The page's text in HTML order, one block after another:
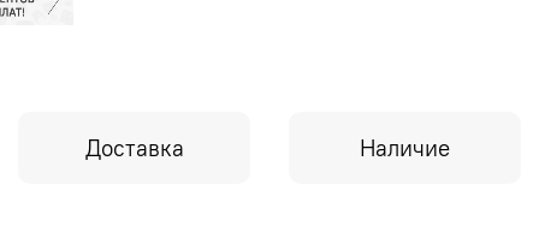
Доставка Наличие